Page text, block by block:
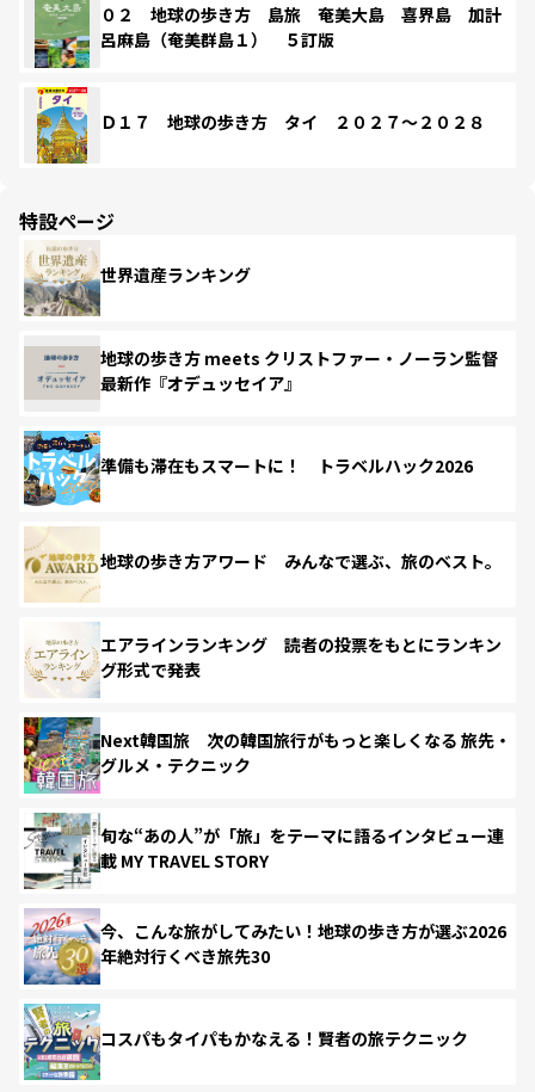
０２ 地球の歩き方 島旅 奄美大島 喜界島 加計
呂麻島（奄美群島１） ５訂版
Ｄ１７ 地球の歩き方 タイ ２０２７～２０２８
特設ページ
世界遺産ランキング
地球の歩き方 meets クリストファー・ノーラン監督
最新作『オデュッセイア』
準備も滞在もスマートに！ トラベルハック2026
地球の歩き方アワード みんなで選ぶ、旅のベスト。
エアラインランキング 読者の投票をもとにランキン
グ形式で発表
Next韓国旅 次の韓国旅行がもっと楽しくなる 旅先・
グルメ・テクニック
旬な“あの人”が「旅」をテーマに語るインタビュー連
載 MY TRAVEL STORY
今、こんな旅がしてみたい！地球の歩き方が選ぶ2026
年絶対行くべき旅先30
コスパもタイパもかなえる！賢者の旅テクニック